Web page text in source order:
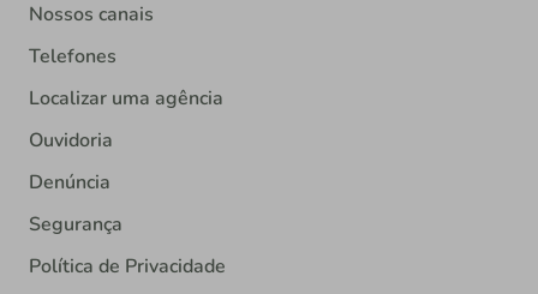
Nossos canais
Telefones
Localizar uma agência
Ouvidoria
Denúncia
Segurança
Política de Privacidade